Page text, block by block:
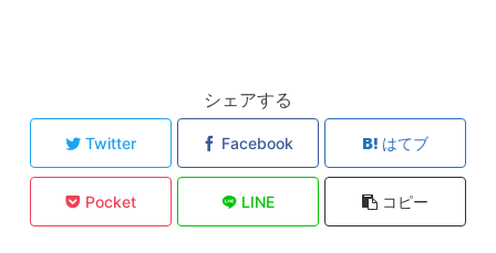
シェアする
Twitter Facebook はてブ
Pocket LINE コピー